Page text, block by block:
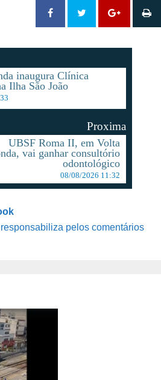
inaugura Clínica
Ilha São João
Proxima
UBSF Roma II, em Volta
vai ganhar consultório
odontológico
08/08/2026 11:32
pelos comentários